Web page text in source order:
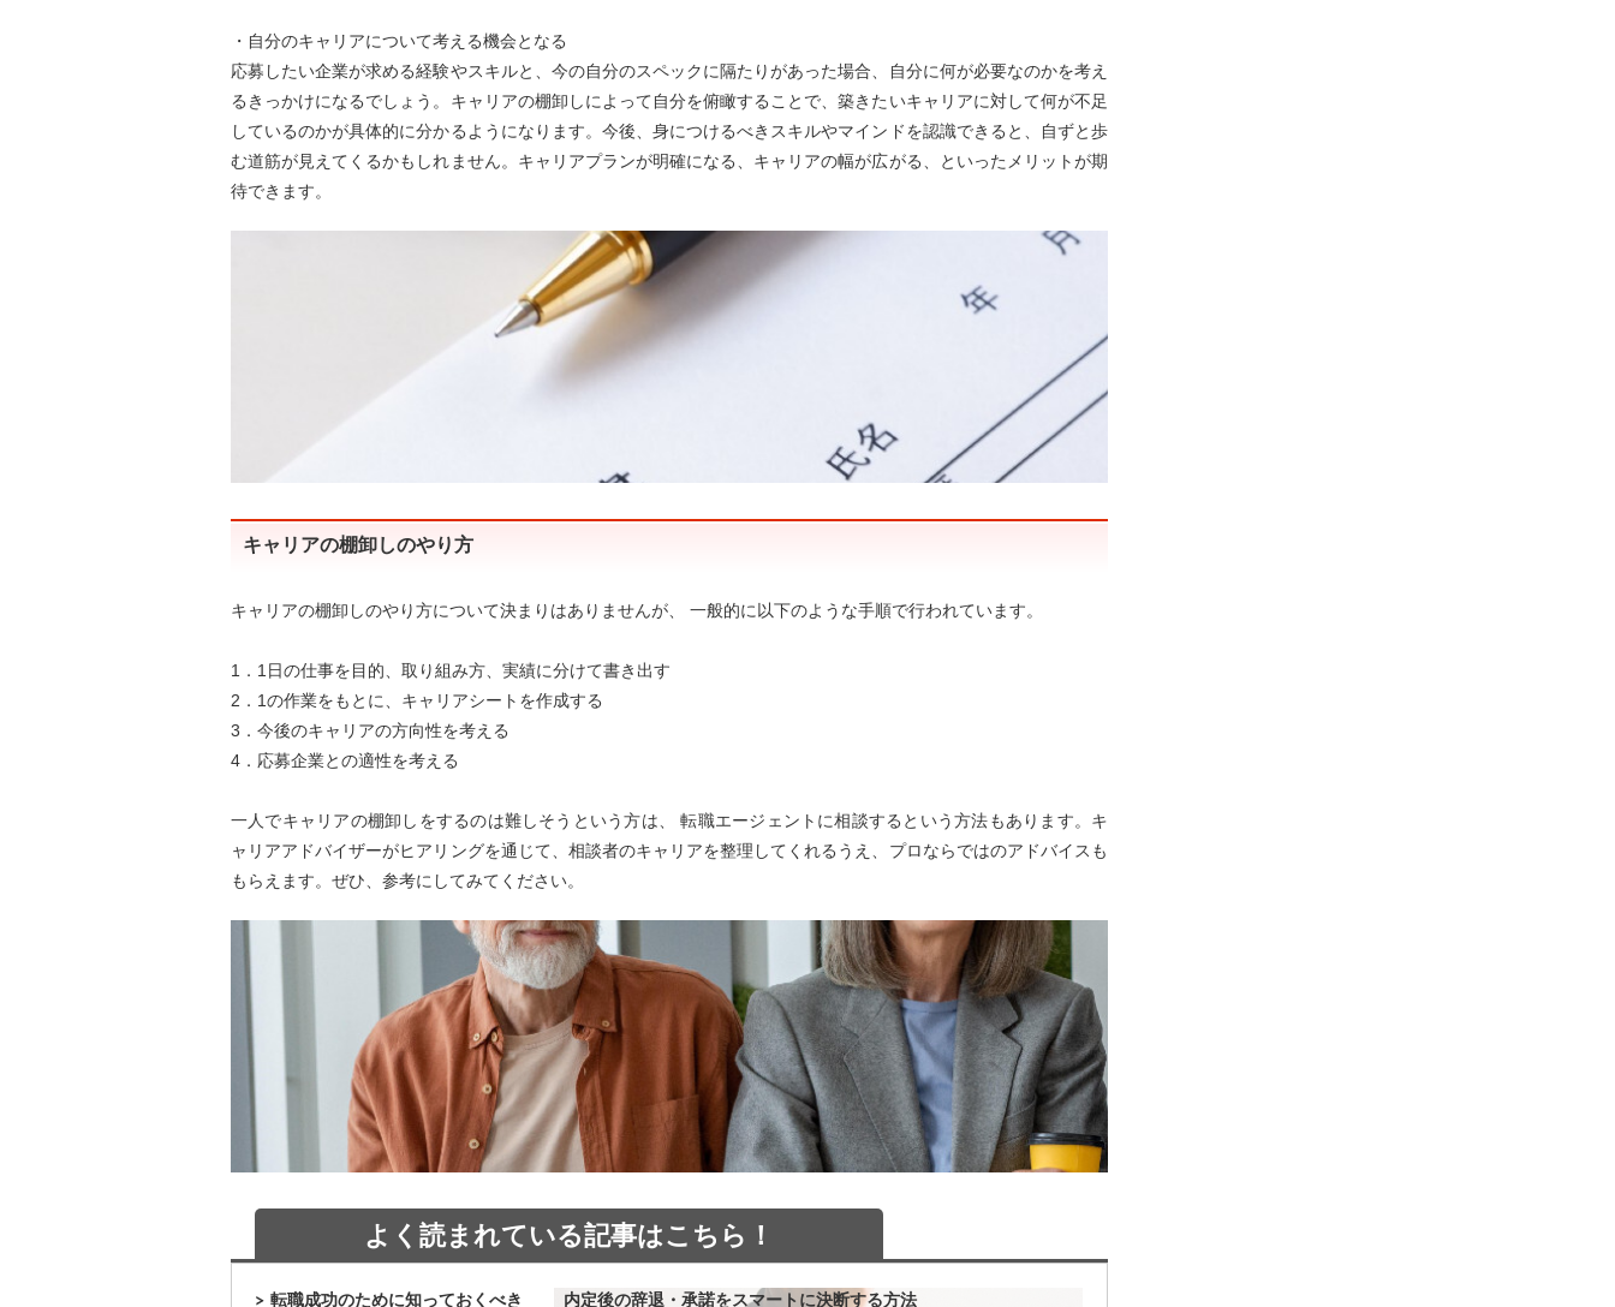
・自分のキャリアについて考える機会となる
応募したい企業が求める経験やスキルと、今の自分のスペックに隔たりがあった場合、自分に何が必要なのかを考え
るきっかけになるでしょう。キャリアの棚卸しによって自分を俯瞰することで、築きたいキャリアに対して何が不足
しているのかが具体的に分かるようになります。今後、身につけるべきスキルやマインドを認識できると、自ずと歩
む道筋が見えてくるかもしれません。キャリアプランが明確になる、キャリアの幅が広がる、といったメリットが期
待できます。
キャリアの棚卸しのやり方
キャリアの棚卸しのやり方について決まりはありませんが、 一般的に以下のような手順で行われています。
1．1日の仕事を目的、取り組み方、実績に分けて書き出す
2．1の作業をもとに、キャリアシートを作成する
3．今後のキャリアの方向性を考える
4．応募企業との適性を考える
一人でキャリアの棚卸しをするのは難しそうという方は、 転職エージェントに相談するという方法もあります。キ
ャリアアドバイザーがヒアリングを通じて、相談者のキャリアを整理してくれるうえ、プロならではのアドバイスも
もらえます。ぜひ、参考にしてみてください。
よく読まれている記事はこちら！
転職成功のために知っておくべき
内定後の辞退・承諾をスマートに決断する方法